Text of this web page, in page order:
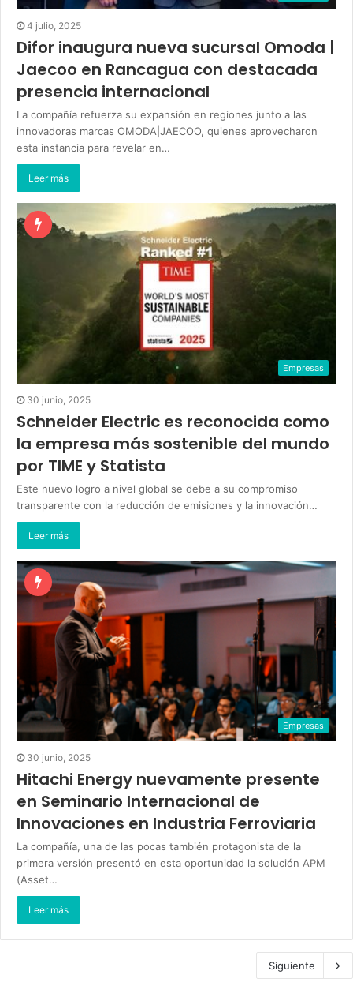
4 julio, 2025
Difor inaugura nueva sucursal Omoda |
Jaecoo en Rancagua con destacada
presencia internacional
La compañía refuerza su expansión en regiones junto a las
innovadoras marcas OMODA|JAECOO, quienes aprovecharon
esta instancia para revelar en…
Leer más
Empresas
30 junio, 2025
Schneider Electric es reconocida como
la empresa más sostenible del mundo
por TIME y Statista
Este nuevo logro a nivel global se debe a su compromiso
transparente con la reducción de emisiones y la innovación…
Leer más
Empresas
30 junio, 2025
Hitachi Energy nuevamente presente
en Seminario Internacional de
Innovaciones en Industria Ferroviaria
La compañía, una de las pocas también protagonista de la
primera versión presentó en esta oportunidad la solución APM
(Asset…
Leer más
Siguiente